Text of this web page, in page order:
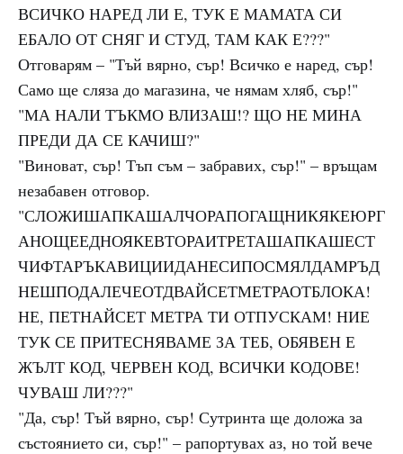
ВСИЧКО НАРЕД ЛИ Е, ТУК Е МАМАТА СИ
ЕБАЛО ОТ СНЯГ И СТУД, ТАМ КАК Е???"
Отговарям – "Тъй вярно, сър! Всичко е наред, сър!
Само ще сляза до магазина, че нямам хляб, сър!"
"МА НАЛИ ТЪКМО ВЛИЗАШ!? ЩО НЕ МИНА
ПРЕДИ ДА СЕ КАЧИШ?"
"Виноват, сър! Тъп съм – забравих, сър!" – връщам
незабавен отговор.
"СЛОЖИШАПКАШАЛЧОРАПОГАЩНИКЯКЕЮРГ
АНОЩЕЕДНОЯКЕВТОРАИТРЕТАШАПКАШЕСТ
ЧИФТАРЪКАВИЦИИДАНЕСИПОСМЯЛДАМРЪД
НЕШПОДАЛЕЧЕОТДВАЙСЕТМЕТРАОТБЛОКА!
НЕ, ПЕТНАЙСЕТ МЕТРА ТИ ОТПУСКАМ! НИЕ
ТУК СЕ ПРИТЕСНЯВАМЕ ЗА ТЕБ, ОБЯВЕН Е
ЖЪЛТ КОД, ЧЕРВЕН КОД, ВСИЧКИ КОДОВЕ!
ЧУВАШ ЛИ???"
"Да, сър! Тъй вярно, сър! Сутринта ще доложа за
състоянието си, сър!" – рапортувах аз, но той вече